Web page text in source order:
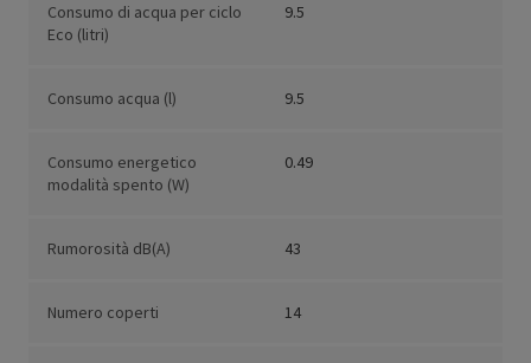
Consumo di acqua per ciclo
Eco (litri)
9.5
Consumo acqua (l) 9.5
Consumo energetico
modalità spento (W)
0.49
Rumorosità dB(A) 43
Numero coperti 14